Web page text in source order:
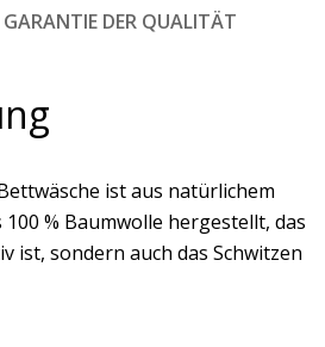
GARANTIE DER QUALITÄT
ist aus natürlichem
% Baumwolle hergestellt, das
ist, sondern auch das Schwitzen